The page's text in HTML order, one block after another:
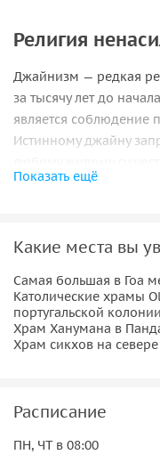
Религия
Джайнизм — редкая
за тысячу лет до
является соблюдение
Истинному джайну
ограничения на образ
настроение этого
для рта, какие
почему некоторые из
Зеленые воды
из самых красивых в
восстановлено
Показать ещё
Какие места вы
Самая большая в Гоа
Католические храмы
португальской
Храм Ханумана в
Храм сикхов на севере
Расписание
ПН, ЧТ в 08:00